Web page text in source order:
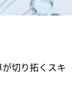
切り拓くスキ